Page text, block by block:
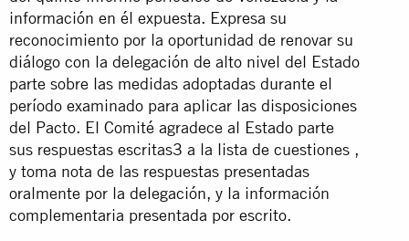
información en él expuesta. Expresa su
reconocimiento por la oportunidad de renovar su
diálogo con la delegación de alto nivel del Estado
parte sobre las medidas adoptadas durante el
período examinado para aplicar las disposiciones
del Pacto. El Comité agradece al Estado parte
sus respuestas escritas3 a la lista de cuestiones ,
y toma nota de las respuestas presentadas
oralmente por la delegación, y la información
complementaria presentada por escrito.